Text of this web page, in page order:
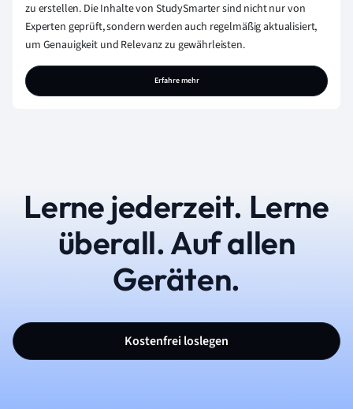
zu erstellen. Die Inhalte von StudySmarter sind nicht nur von
Experten geprüft, sondern werden auch regelmäßig aktualisiert,
um Genauigkeit und Relevanz zu gewährleisten.
Erfahre mehr
Lerne jederzeit. Lerne
überall. Auf allen
Geräten.
Kostenfrei loslegen